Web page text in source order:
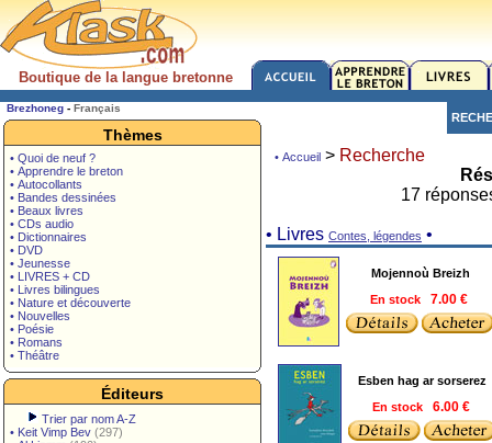
Boutique de la langue bretonne
Brezhoneg - Français
Thèmes
• Quoi de neuf ?
• Apprendre le breton
• Autocollants
• Bandes dessinées
• Beaux livres
• CDs audio
• Dictionnaires
• DVD
• Jeunesse
• LIVRES + CD
• Livres bilingues
• Nature et découverte
• Nouvelles
• Poésie
• Romans
• Théâtre
Éditeurs
Trier par nom A-Z
• Keit Vimp Bev (297)
• Accueil > Recherche
17
• Livres Contes, légendes •
Mojennoù Breizh
En stock
7.00 €
Esben hag ar sorserez
En stock
6.00 €